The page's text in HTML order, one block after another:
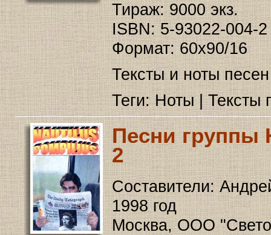
Тираж: 9000 экз.
ISBN: 5-93022-004-2
Формат: 60x90/16
Тексты и ноты
Теги: Ноты | Тексты
Песни группы
2
Составители:
1998 год
Москва, ООО